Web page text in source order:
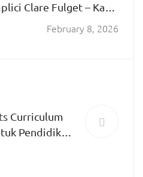
Clare Fulget – Kasih
dalam Hidup yang
Sederhana”
February 8, 2026
Curriculum
Pendidikan